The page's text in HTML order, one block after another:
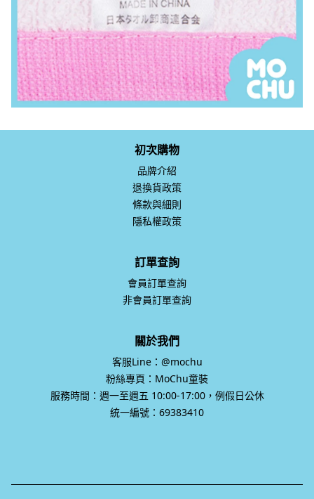
初次購物
品牌介紹
退換貨政策
條款與細則
隱私權政策
訂單查詢
會員訂單查詢
非會員訂單查詢
關於我們
客服Line：@mochu
粉絲專頁：MoChu童裝
服務時間：週一至週五 10:00-17:00，例假日公休
統一編號：69383410